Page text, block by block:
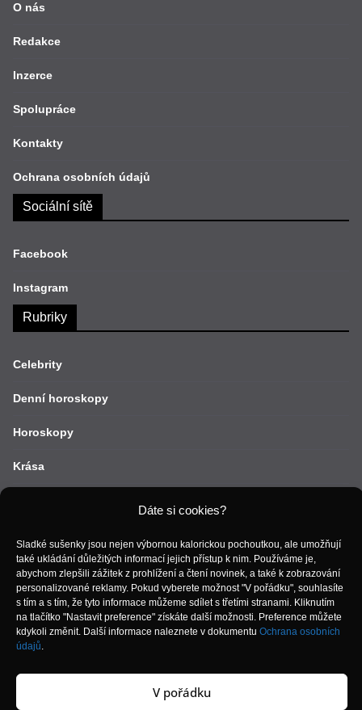
Dáte si cookies?
Sladké sušenky jsou nejen výbornou kalorickou pochoutkou, ale umožňují
také ukládání důležitých informací jejich přístup k nim. Používáme je,
abychom zlepšili zážitek z prohlížení a čtení novinek, a také k zobrazování
personalizované reklamy. Pokud vyberete možnost "V pořádku", souhlasíte
s tím a s tím, že tyto informace můžeme sdílet s třetími stranami. Kliknutím
na tlačítko "Nastavit preference" získáte další možnosti. Preference můžete
kdykoli změnit. Další informace naleznete v dokumentu Ochrana osobních
údajů.
V pořádku
O nás
Redakce
Inzerce
Spolupráce
Kontakty
Ochrana osobních údajů
Sociální sítě
Facebook
Instagram
Rubriky
Celebrity
Denní horoskopy
Horoskopy
Krása
Recepty
Vztahy
Zdraví